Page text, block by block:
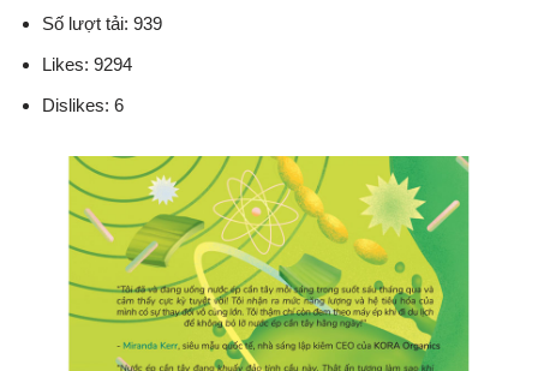
Số lượt tải: 939
Likes: 9294
Dislikes: 6